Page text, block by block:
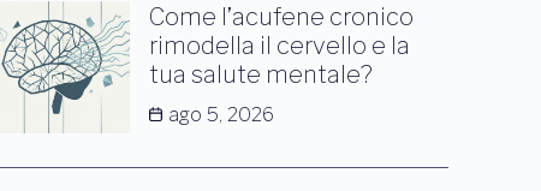
Come l’acufene cronico
rimodella il cervello e la
tua salute mentale?
ago 5, 2026